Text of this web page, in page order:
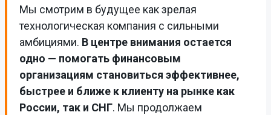
Мы смотрим в будущее как зрелая
технологическая компания с сильными
амбициями. В центре внимания остается
одно — помогать финансовым
организациям становиться эффективнее,
быстрее и ближе к клиенту на рынке как
России, так и СНГ. Мы продолжаем